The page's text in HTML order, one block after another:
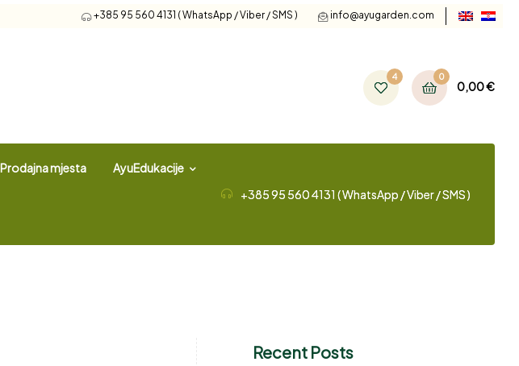
+385 95 560 4131 ( WhatsApp / Viber / SMS ) info@ayugarden.com
4 0
0,00€
Prodajna mjesta AyuEdukacije
+385 95 560 4131 ( WhatsApp / Viber / SMS )
Recent Posts